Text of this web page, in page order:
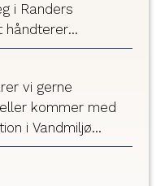
i Randers
håndterer
af kommunen,
også.
vi gerne
kommer med
i Vandmiljø
som journalist i